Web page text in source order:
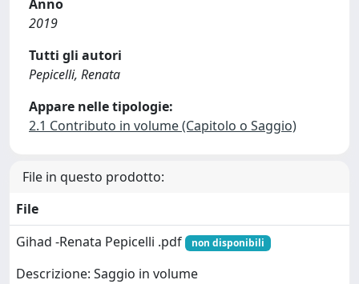
Anno
2019
Tutti gli autori
Pepicelli, Renata
Appare nelle tipologie:
2.1 Contributo in volume (Capitolo o Saggio)
File in questo prodotto:
File
Gihad -Renata Pepicelli .pdf
non disponibili
Descrizione: Saggio in volume